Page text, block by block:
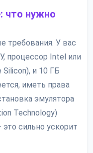
что нужно
требования. У вас
процессор Intel или
и 10 ГБ
иметь права
эмулятора
Technology)
сильно ускорит